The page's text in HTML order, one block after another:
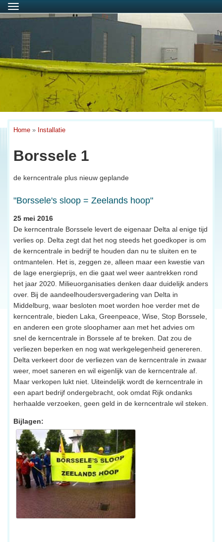
Menu
Home » Installatie
Borssele 1
de kerncentrale plus nieuw geplande
"Borssele's sloop = Zeelands hoop"
25 mei 2016
De kerncentrale Borssele levert de eigenaar Delta al enige tijd
verlies op. Delta zegt dat het nog steeds het goedkoper is om
de kerncentrale in bedrijf te houden dan nu te sluiten en te
ontmantelen. Het is, zeggen ze, alleen maar een kwestie van
de lage energieprijs, en die gaat wel weer aantrekken rond
het jaar 2020. Milieuorganisaties denken daar duidelijk anders
over. Bij de aandeelhoudersvergadering van Delta in
Middelburg, waar besloten moet worden hoe verder met de
kerncentrale, bieden Laka, Greenpeace, Wise, Stop Borssele,
en anderen een grote sloophamer aan met het advies om
snel de kerncentrale in Borssele af te breken. Dat zou de
verliezen beperken en nog wat werkgelegenheid genereren.
Delta verkeert door de verliezen van de kerncentrale in zwaar
weer, moet saneren en wil eigenlijk van de kerncentrale af.
Maar verkopen lukt niet. Uiteindelijk wordt de kerncentrale in
een apart bedrijf ondergebracht, ook omdat Rijk ondanks
herhaalde verzoeken, geen geld in de kerncentrale wil steken.
Bijlagen: